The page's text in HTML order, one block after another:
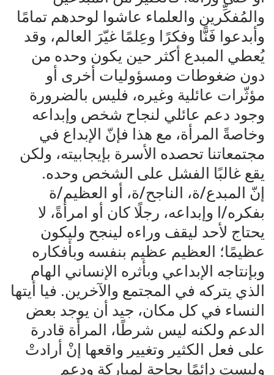
والمُفكِّرين والعلماء عاشوا لوحدهم تمامًا
وأبدعوا فَنًّا وفكرًا وعِلمًا غيّرَ العالم، وقد
يُعطي المبدع أكثر حين يكون وحده من
دون ضغوطات ومسؤوليات أخرى أو
مؤثّرات عائلية وغيره، فليس بالضرورة
وجود دعم عائلي لنجاح شخص وإبداعه
وخاصةً المرأة، مع هذا فإنّ الإبداع في
مجتمعاتنا تحصده الأسرة بإيجابيته، ولكن
يقع غالبًا الفشل على الشخص وحده.
إنّ المبدع/ة، الناجح/ة، أو العظيم/ة
بفكره/ا وإبداعه، رجلًا كان أو امرأةً، لا
يحتاج لأحد ليقف وراءه لينجح وليكون
عظيمًا؛ العظيم عظيم بنفسه وبأفكاره
وبإنتاجه الإبداعي وبأثره الإنساني الهام
الذي يتركه في المجتمع والآخرين. فيا أيتها
النساء في كل مكان، جيد أن يوجد بعض
الدعم ولكنه ليس شرطًا، المرأة قادرة
على فعل الكثير وتغيير واقعها إنْ أرادتْ
وليست دائمًا بحاجة لمباركة ودعم